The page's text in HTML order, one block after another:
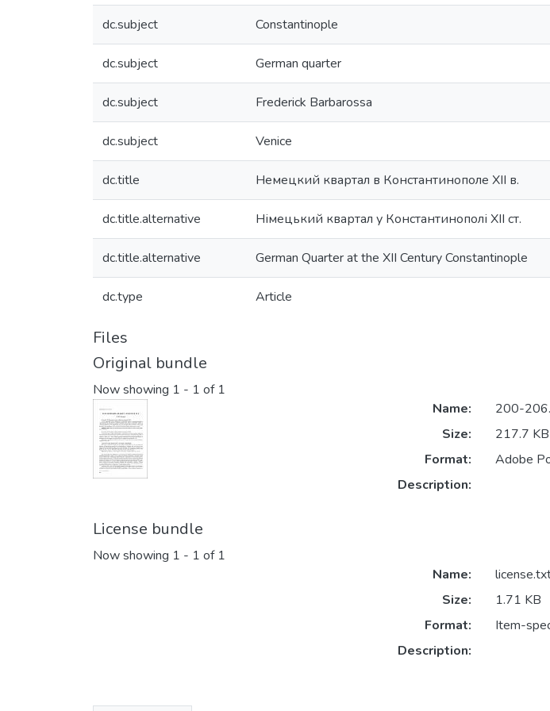
dc.subject Constantinople
dc.subject German quarter
dc.subject Frederick Barbarossa
dc.subject Venice
dc.title Немецкий квартал в Константинополе ХII в.
dc.title.alternative Німецький квартал у Константинополі ХII ст.
dc.title.alternative German Quarter at the XII Century Constantinople
dc.type Article
Files
Original bundle
Now showing 1 - 1 of 1
Name:
200-
Size:
217.7 KB
Format:
Adobe
Description:
License bundle
Now showing 1 - 1 of 1
Name:
Size:
1.71 KB
Format:
Item-
Description: